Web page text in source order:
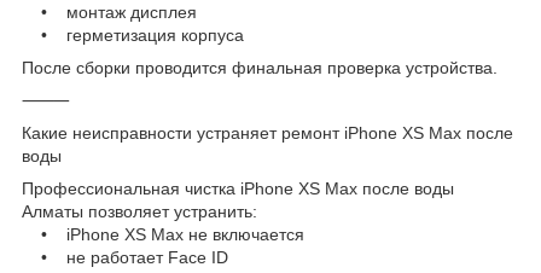
• монтаж дисплея
• герметизация корпуса
После сборки проводится финальная проверка устройства.
⸻
Какие неисправности устраняет ремонт iPhone XS Max после
воды
Профессиональная чистка iPhone XS Max после воды
Алматы позволяет устранить:
• iPhone XS Max не включается
• не работает Face ID